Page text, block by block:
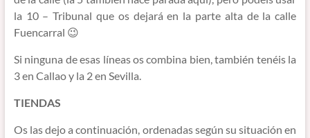
la 10 – Tribunal que os dejará en la parte alta de la calle
Fuencarral 😉
Si ninguna de esas líneas os combina bien, también tenéis la
3 en Callao y la 2 en Sevilla.
TIENDAS
Os las dejo a continuación, ordenadas según su situación en